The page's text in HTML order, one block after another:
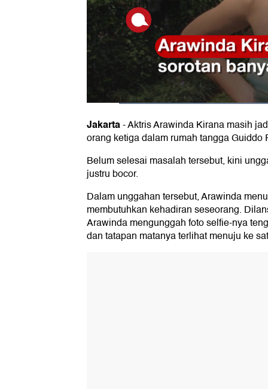
Jakarta-Aktris Arawinda Kirana masih
orang ketiga dalam rumah tangga Guiddo
Belum selesai masalah tersebut, kini
justru bocor.
Dalam unggahan tersebut, Arawinda
membutuhkan kehadiran seseorang.
Arawinda mengunggah foto selfie-nya
dan tatapan matanya terlihat menuju ke